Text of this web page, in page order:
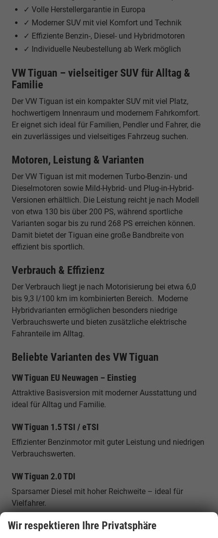
✓ Volle Herstellergarantie in Europa
✓ Moderner SUV mit viel Komfort und Technik
✓ Effiziente Benzin-, Diesel- und Hybridmotoren
✓ Individuelle Neubestellung ab Werk möglich
VW Tiguan – vielseitiger SUV für Alltag &
Familie
Der VW Tiguan ist ein kompakter SUV mit viel Platz,
hochwertigem Innenraum und modernem Fahrkomfort.
Er eignet sich ideal für Familien, Pendler und Fahrer, die
ein zuverlässiges und vielseitiges Fahrzeug suchen.
Motoren, Leistung & Varianten
Der VW Tiguan ist mit modernen Turbo-Benzin- und
Dieselmotoren sowie Mild-Hybrid- und Plug-in-Hybrid-
Versionen erhältlich. Die Leistung reicht je nach Modell
von etwa 130 bis über 200 PS, während sportliche
Varianten sogar bis zu rund 268 PS erreichen können.
Damit bietet der Tiguan eine große Bandbreite von
effizient bis sportlich.
Verbrauch & Effizienz
Der Verbrauch liegt je nach Motorisierung bei etwa 6,0
bis 9,3 l/100 km im kombinierten Bereich. Moderne
Hybridvarianten ermöglichen besonders niedrige
Verbrauchswerte und bieten zusätzliche elektrische
Fahranteile im Alltag.
Beliebte Varianten des VW Tiguan
VW Tiguan EU Neuwagen – Einstieg
Attraktive Basisversion mit moderner Ausstattung und
ideal für Alltag und Familie.
VW Tiguan 1.5 TSI / eTSI
Effizienter Benzinmotor mit guter Leistung und niedrigen
Verbrauchswerten.
VW Tiguan 2.0 TDI
Sparsamer Diesel mit hoher Reichweite – ideal für
Vielfahrer.
VW Tiguan eHybrid
Wir respektieren Ihre Privatsphäre